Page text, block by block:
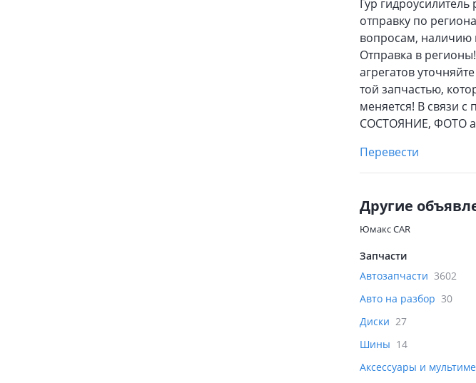
Гур
отправку по
вопросам,
Отправка в
агрегатов
той запчастью,
меняется! В связи
СОСТОЯНИЕ, ФOТО а/
Перевести
Другие
Юмакс CAR
Запчасти
Автозапчасти 3602
Авто на разбор 30
Диски 27
Шины 14
Аксессуары и